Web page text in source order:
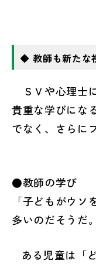
◆ 教師も新たな
ＳＶや心理士
貴重な学びにな
でなく、さらに
●教師の学び
「子どもがウ
多いのだそうだ。
ある児童は「